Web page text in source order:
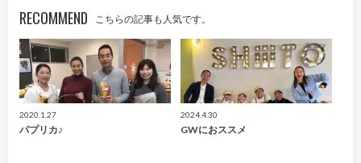
RECOMMEND こちらの記事も人気です。
2020.1.27
パプリカ♪
2024.4.30
GWにおススメ